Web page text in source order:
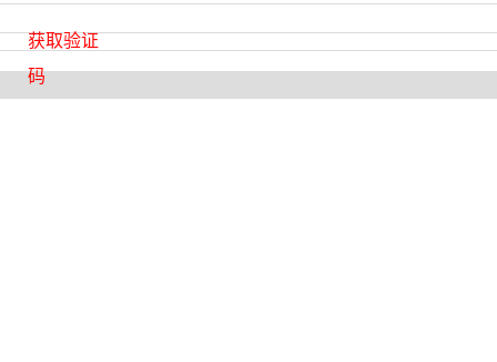
获取验证
码